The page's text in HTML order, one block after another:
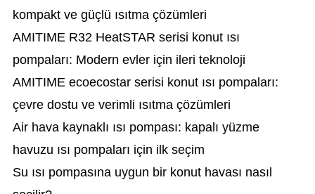
kompakt ve güçlü ısıtma çözümleri
AMITIME R32 HeatSTAR serisi konut ısı
pompaları: Modern evler için ileri teknoloji
AMITIME ecoecostar serisi konut ısı pompaları:
çevre dostu ve verimli ısıtma çözümleri
Air hava kaynaklı ısı pompası: kapalı yüzme
havuzu ısı pompaları için ilk seçim
Su ısı pompasına uygun bir konut havası nasıl